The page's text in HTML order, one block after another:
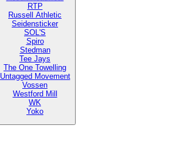
RTP
Russell Athletic
Seidensticker
SOL'S
Spiro
Stedman
Tee Jays
The One Towelling
Untagged Movement
Vossen
Westford Mill
WK
Yoko